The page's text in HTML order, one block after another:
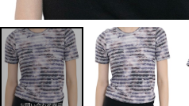
S
T
U
W
Y
【MEN'S】BRAND LIST